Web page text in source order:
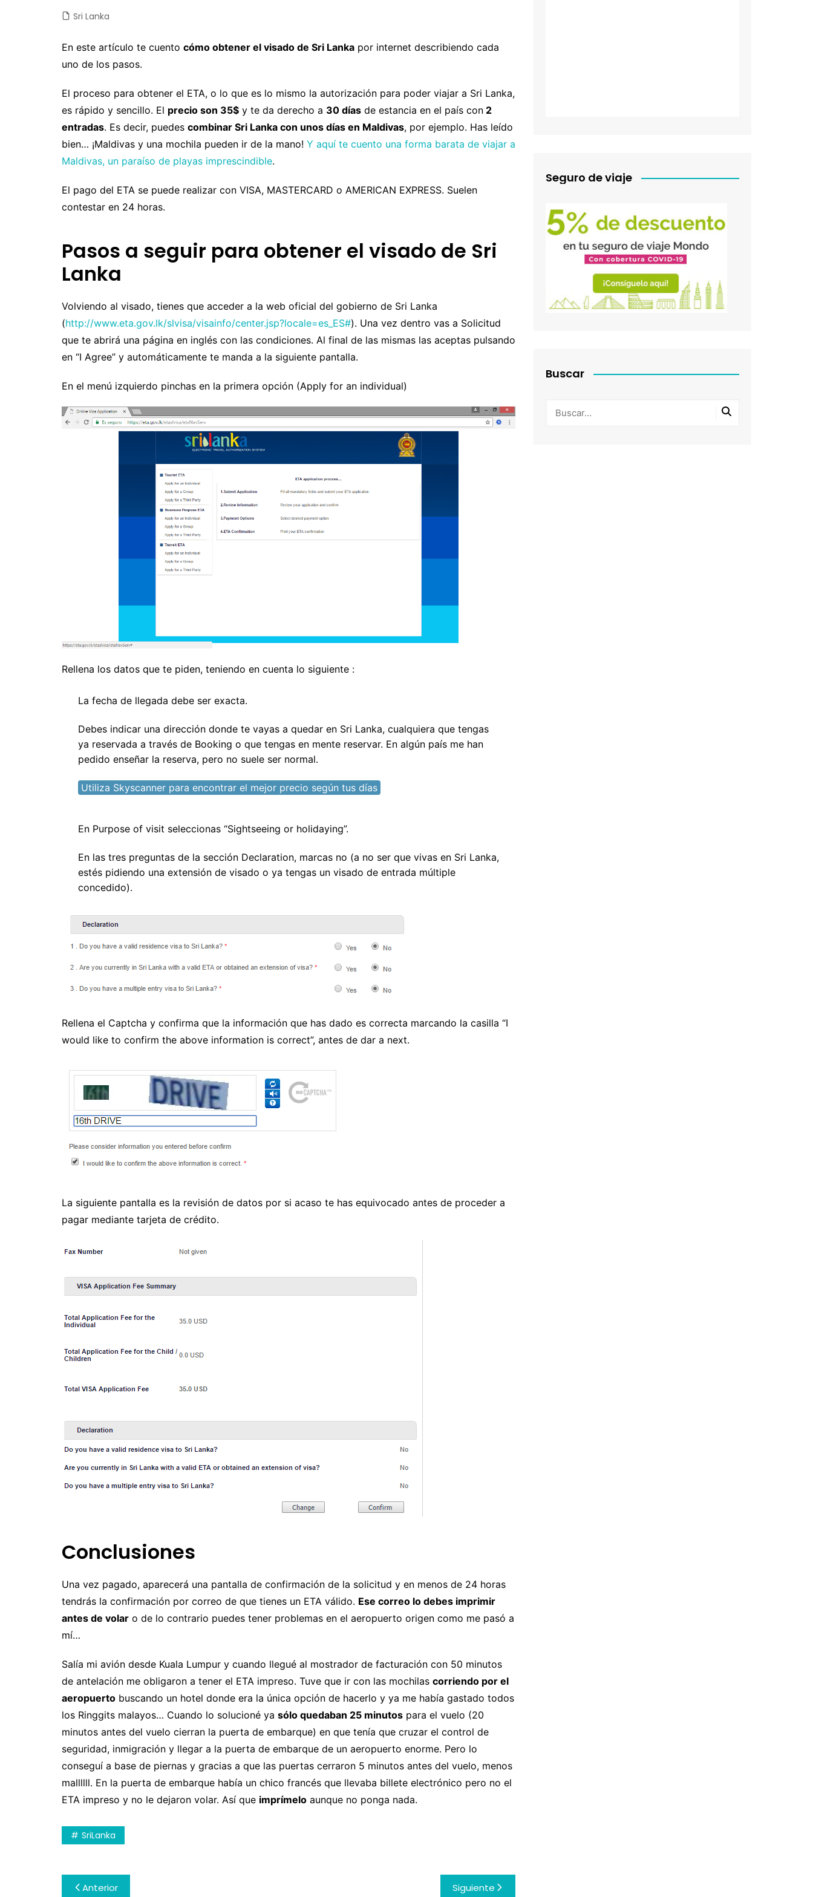
Gran Canaria
Tenerife
Castilla y León
Castilla-La Mancha
Cataluña
Comunidad Valenciana
Extremadura
Galicia
Madrid
Colombia
Ecuador
EEUU
Guatemala
Nicaragua
Perú
Jordania
Malasia
Maldivas
Myanmar
Nepal
Vietnam
Dinamarca
Eslovenia
Eslovaquia
Finlandia
Francia
Italia
Noruega
Portugal
Reino Unido
Tanzania
-5% Seguro Intermundial
Tours en español
Sri Lanka
En este artículo te cuento cómo obtener el visado de Sri Lanka por internet describiendo cada
uno de los pasos.
El proceso para obtener el ETA, o lo que es lo mismo la autorización para poder viajar a Sri Lanka,
es rápido y sencillo. El precio son 35$ y te da derecho a 30 días de estancia en el país con 2
entradas. Es decir, puedes combinar Sri Lanka con unos días en Maldivas, por ejemplo. Has leído
bien… ¡Maldivas y una mochila pueden ir de la mano! Y aquí te cuento una forma barata de viajar a
Maldivas, un paraíso de playas imprescindible.
El pago del ETA se puede realizar con VISA, MASTERCARD o AMERICAN EXPRESS. Suelen
contestar en 24 horas.
Pasos a seguir para obtener el visado de Sri
Lanka
Volviendo al visado, tienes que acceder a la web oficial del gobierno de Sri Lanka
(http://www.eta.gov.lk/slvisa/visainfo/center.jsp?locale=es_ES#). Una vez dentro vas a Solicitud
que te abrirá una página en inglés con las condiciones. Al final de las mismas las aceptas pulsando
en “I Agree” y automáticamente te manda a la siguiente pantalla.
En el menú izquierdo pinchas en la primera opción (Apply for an individual)
Rellena los datos que te piden, teniendo en cuenta lo siguiente :
La fecha de llegada debe ser exacta.
Debes indicar una dirección donde te vayas a quedar en Sri Lanka, cualquiera que tengas
ya reservada a través de Booking o que tengas en mente reservar. En algún país me han
pedido enseñar la reserva, pero no suele ser normal.
Utiliza Skyscanner para encontrar el mejor precio según tus días
En Purpose of visit seleccionas “Sightseeing or holidaying”.
En las tres preguntas de la sección Declaration, marcas no (a no ser que vivas en Sri Lanka,
estés pidiendo una extensión de visado o ya tengas un visado de entrada múltiple
concedido).
Rellena el Captcha y confirma que la información que has dado es correcta marcando la casilla “I
would like to confirm the above information is correct”, antes de dar a next.
La siguiente pantalla es la revisión de datos por si acaso te has equivocado antes de proceder a
pagar mediante tarjeta de crédito.
Conclusiones
Una vez pagado, aparecerá una pantalla de confirmación de la solicitud y en menos de 24 horas
tendrás la confirmación por correo de que tienes un ETA válido. Ese correo lo debes imprimir
antes de volar o de lo contrario puedes tener problemas en el aeropuerto origen como me pasó a
mí…
Salía mi avión desde Kuala Lumpur y cuando llegué al mostrador de facturación con 50 minutos
de antelación me obligaron a tener el ETA impreso. Tuve que ir con las mochilas corriendo por el
aeropuerto buscando un hotel donde era la única opción de hacerlo y ya me había gastado todos
los Ringgits malayos… Cuando lo solucioné ya sólo quedaban 25 minutos para el vuelo (20
minutos antes del vuelo cierran la puerta de embarque) en que tenía que cruzar el control de
seguridad, inmigración y llegar a la puerta de embarque de un aeropuerto enorme. Pero lo
conseguí a base de piernas y gracias a que las puertas cerraron 5 minutos antes del vuelo, menos
mallllll. En la puerta de embarque había un chico francés que llevaba billete electrónico pero no el
ETA impreso y no le dejaron volar. Así que imprímelo aunque no ponga nada.
SriLanka
Navegación
Anterior Siguiente
Seguro de viaje
Buscar